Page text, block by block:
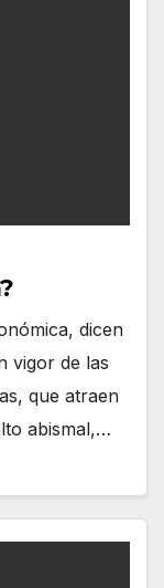
dicen
vigor de las
que atraen
abismal,…